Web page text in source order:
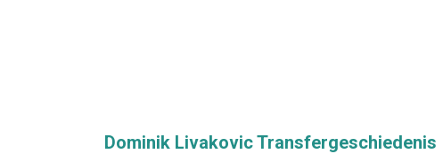
Dominik Livakovic Transfergeschiedenis